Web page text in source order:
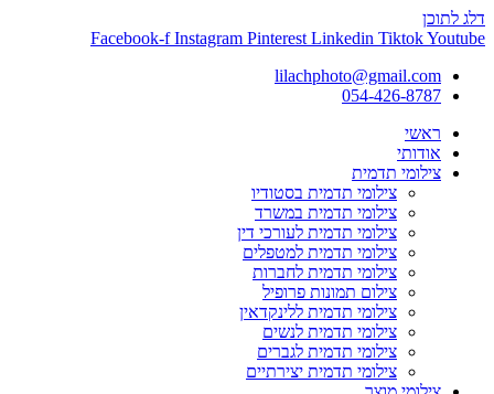
דלג לתוכן
Facebook-f Instagram Pinterest Linkedin TiktokYoutube
lilachphoto@gmail.com
054-426-8787
ראשי
אודותי
צילומי תדמית
צילומי תדמית בסטודיו
צילומי תדמית במשרד
צילומי תדמית לעורכי דין
צילומי תדמית למטפלים
צילומי תדמית לחברות
צילום תמונות פרופיל
צילומי תדמית ללינקדאין
צילומי תדמית לנשים
צילומי תדמית לגברים
צילומי תדמית יצירתיים